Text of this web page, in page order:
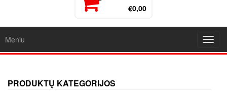
€0,00
Meniu
PRODUKTŲ KATEGORIJOS